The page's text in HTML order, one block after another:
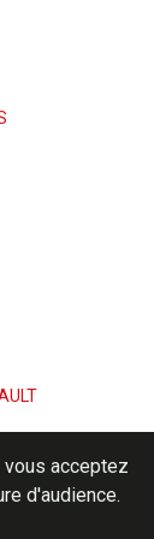
vous acceptez
d'audience.